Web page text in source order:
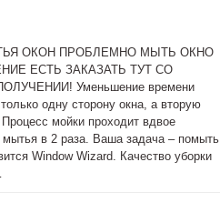
ОКОН ПРОБЛЕМНО МЫТЬ ОКНО
ЕСТЬ ЗАКАЗАТЬ ТУТ СО
Уменьшение времени
одну сторону окна, а вторую
мойки проходит вдвое
в 2 раза. Ваша задача – помыть
Window Wizard. Качество уборки